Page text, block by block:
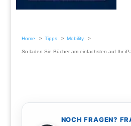
Home Tipps Mobility
So laden Sie Bücher am einfachsten auf Ihr
NOCH FRAGEN?